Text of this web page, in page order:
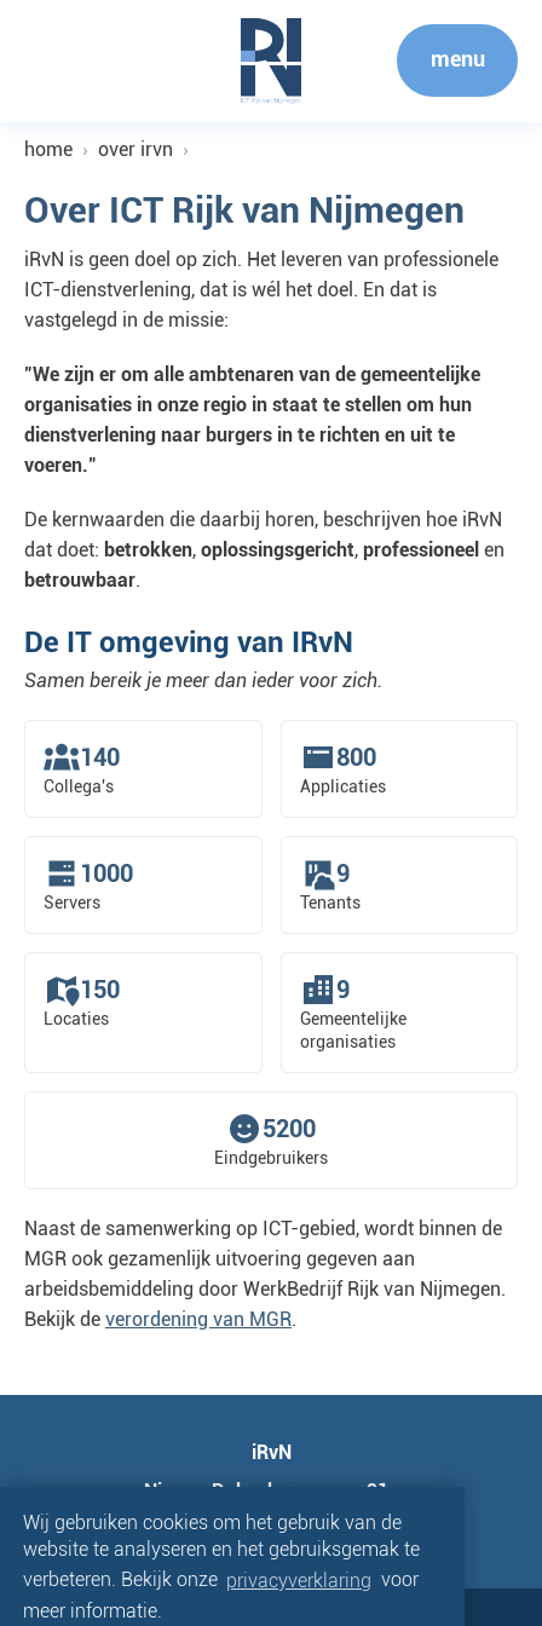
Wij gebruiken cookies om het gebruik van de
website te analyseren en het gebruiksgemak te
verbeteren. Bekijk onze privacyverklaring voor
meer informatie.
menu
home over irvn
Over ICT Rijk van Nijmegen
iRvN is geen doel op zich. Het leveren van professionele
ICT-dienstverlening, dat is wél het doel. En dat is
vastgelegd in de missie:
"We zijn er om alle ambtenaren van de gemeentelijke
organisaties in onze regio in staat te stellen om hun
dienstverlening naar burgers in te richten en uit te
voeren."
De kernwaarden die daarbij horen, beschrijven hoe iRvN
dat doet: betrokken, oplossingsgericht, professioneel en
betrouwbaar.
De IT omgeving van IRvN
Samen bereik je meer dan ieder voor zich.
140
Collega's
800
Applicaties
1000
Servers
9
Tenants
150
Locaties
9
Gemeentelijke
organisaties
5200
Eindgebruikers
Naast de samenwerking op ICT-gebied, wordt binnen de
MGR ook gezamenlijk uitvoering gegeven aan
arbeidsbemiddeling door WerkBedrijf Rijk van Nijmegen.
Bekijk de verordening van MGR.
iRvN
Nieuwe Dukenburgseweg 21a
6534 AD Nijmegen
|toegankelijkheidsverklaring